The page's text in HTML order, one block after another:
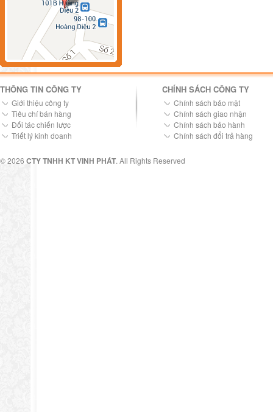
THÔNG TIN CÔNG TY
Giới thiệu công ty
Tiêu chí bán hàng
Đối tác chiến lược
Triết lý kinh doanh
CHÍNH SÁCH CÔNG TY
Chính sách bảo mật
Chính sách giao nhận
Chính sách bảo hành
Chính sách đổi trả hàng
© 2026 CTY TNHH KT VINH PHÁT. All Rights Reserved